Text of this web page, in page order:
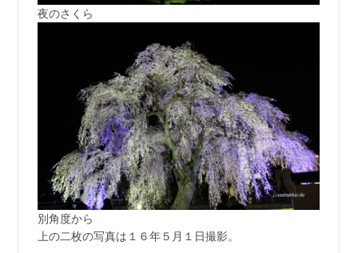
夜のさくら
別角度から
上の二枚の写真は１６年５月１日撮影。